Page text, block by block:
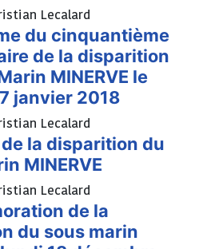
Lecalard
du cinquantième
de la disparition
MINERVE le
janvier 2018
Lecalard
la disparition du
MINERVE
Lecalard
de la
du sous marin